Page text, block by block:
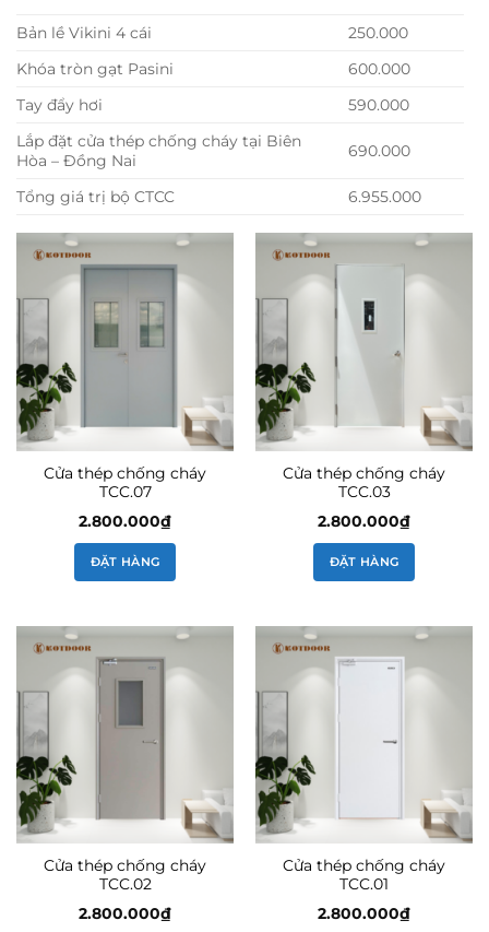
Bản lề Vikini 4 cái
250.000
Khóa tròn gạt Pasini
600.000
Tay đẩy hơi
590.000
Lắp đặt cửa thép chống cháy tại Biên
Hòa – Đồng Nai
690.000
Tổng giá trị bộ CTCC 6.955.000
Cửa thép chống cháy
TCC.07
2.800.000₫
ĐẶT HÀNG
Cửa thép chống cháy
TCC.03
2.800.000₫
ĐẶT HÀNG
Cửa thép chống cháy
TCC.02
2.800.000₫
Cửa thép chống cháy
TCC.01
2.800.000₫